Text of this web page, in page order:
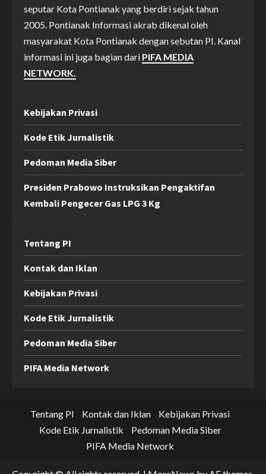
seputar Kota Pontianak yang berdiri sejak tahun
2005. Pontianak Informasi akrab dikenal oleh
masyarakat Kota Pontianak dengan sebutan PI. Kanal
informasi ini juga bagian dari PIFA MEDIA
NETWORK.
Kebijakan Privasi
Kode Etik Jurnalistik
Pedoman Media Siber
Presiden Prabowo Instruksikan Pengaktifan
Kembali Pengecer Gas LPG 3 Kg
Tentang PI
Kontak dan Iklan
Kebijakan Privasi
Kode Etik Jurnalistik
Pedoman Media Siber
PIFA Media Network
Tentang PI Kontak dan Iklan
Kebijakan Privasi
Kode Etik Jurnalistik
Pedoman Media Siber
PIFA Media Network